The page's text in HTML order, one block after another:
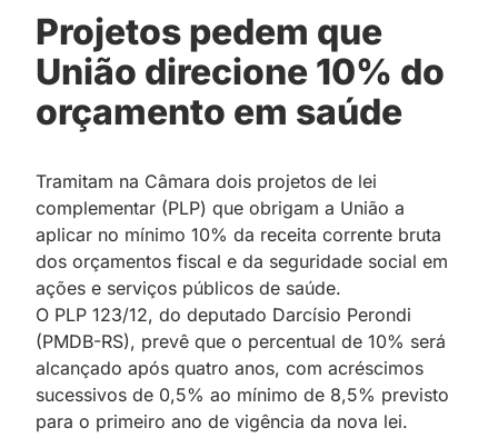
Projetos pedem que
União direcione 10% do
orçamento em saúde
Tramitam na Câmara dois projetos de lei
complementar (PLP) que obrigam a União a
aplicar no mínimo 10% da receita corrente bruta
dos orçamentos fiscal e da seguridade social em
ações e serviços públicos de saúde.
O PLP 123/12, do deputado Darcísio Perondi
(PMDB-RS), prevê que o percentual de 10% será
alcançado após quatro anos, com acréscimos
sucessivos de 0,5% ao mínimo de 8,5% previsto
para o primeiro ano de vigência da nova lei.